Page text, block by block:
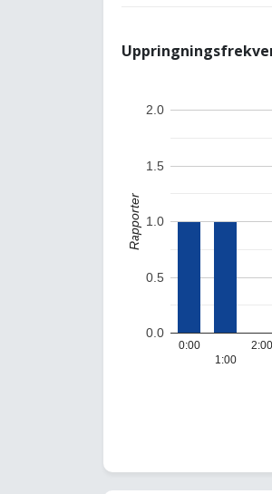
0:00
1:00
2:00
0.0
0.5
1.0
1.5
2.0
Rapporter